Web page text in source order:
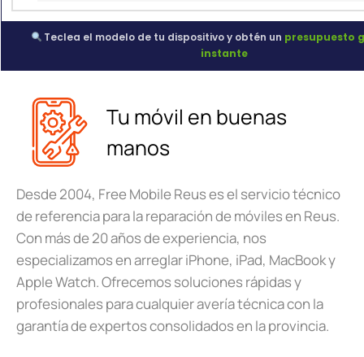
Teclea el modelo de tu dispositivo y obtén un presupuesto
instante
Tu móvil en buenas
manos
Desde 2004, Free Mobile Reus es el servicio técnico
de referencia para la reparación de móviles en Reus.
Con más de 20 años de experiencia, nos
especializamos en arreglar iPhone, iPad, MacBook y
Apple Watch. Ofrecemos soluciones rápidas y
profesionales para cualquier avería técnica con la
garantía de expertos consolidados en la provincia.